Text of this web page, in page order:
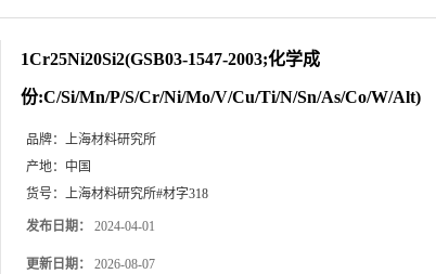
1Cr25Ni20Si2(GSB03-1547-2003;化学成
份:C/Si/Mn/P/S/Cr/Ni/Mo/V/Cu/Ti/N/Sn/As/Co/W/Alt)
品牌：
上海材料研究所
产地： 中国
货号：
上海材料研究所#材字318
发布日期： 2024-04-01
更新日期： 2026-08-07